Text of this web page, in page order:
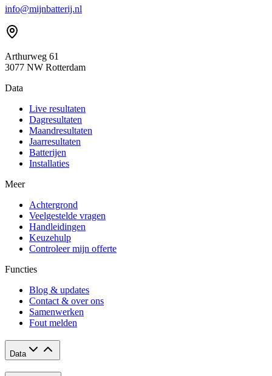
info@mijnbatterij.nl
Arthurweg 61
3077 NW Rotterdam
Data
Live resultaten
Dagresultaten
Maandresultaten
Jaarresultaten
Batterijen
Installaties
Meer
Achtergrond
Veelgestelde vragen
Handleidingen
Keuzehulp
Controleer mijn offerte
Functies
Blog & updates
Contact & over ons
Samenwerken
Fout melden
Data